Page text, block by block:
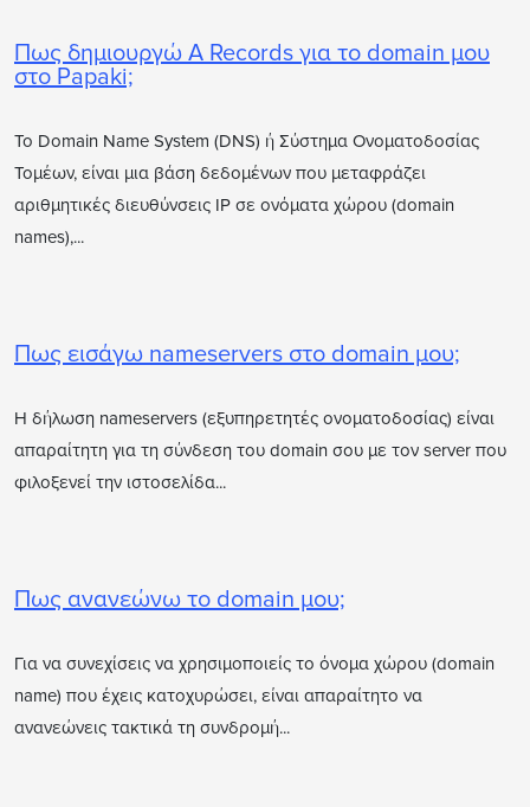
Πως δημιουργώ A Records για το domain μου
στο Papaki;
Το Domain Name System (DNS) ή Σύστημα Ονοματοδοσίας
Τομέων, είναι μια βάση δεδομένων που μεταφράζει
αριθμητικές διευθύνσεις IP σε ονόματα χώρου (domain
names),...
Πως εισάγω nameservers στο domain μου;
Η δήλωση nameservers (εξυπηρετητές ονοματοδοσίας) είναι
απαραίτητη για τη σύνδεση του domain σου με τον server που
φιλοξενεί την ιστοσελίδα...
Πως ανανεώνω το domain μου;
Για να συνεχίσεις να χρησιμοποιείς το όνομα χώρου (domain
name) που έχεις κατοχυρώσει, είναι απαραίτητο να
ανανεώνεις τακτικά τη συνδρομή...